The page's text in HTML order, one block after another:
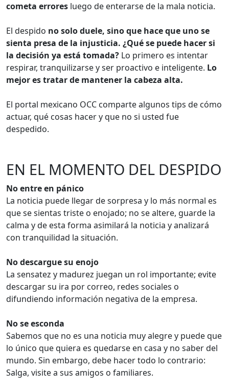
cometa errores luego de enterarse de la mala noticia.
El despido no solo duele, sino que hace que uno se
sienta presa de la injusticia. ¿Qué se puede hacer si
la decisión ya está tomada? Lo primero es intentar
respirar, tranquilizarse y ser proactivo e inteligente. Lo
mejor es tratar de mantener la cabeza alta.
El portal mexicano OCC comparte algunos tips de cómo
actuar, qué cosas hacer y que no si usted fue
despedido.
EN EL MOMENTO DEL DESPIDO
No entre en pánico
La noticia puede llegar de sorpresa y lo más normal es
que se sientas triste o enojado; no se altere, guarde la
calma y de esta forma asimilará la noticia y analizará
con tranquilidad la situación.
No descargue su enojo
La sensatez y madurez juegan un rol importante; evite
descargar su ira por correo, redes sociales o
difundiendo información negativa de la empresa.
No se esconda
Sabemos que no es una noticia muy alegre y puede que
lo único que quiera es quedarse en casa y no saber del
mundo. Sin embargo, debe hacer todo lo contrario:
Salga, visite a sus amigos o familiares.